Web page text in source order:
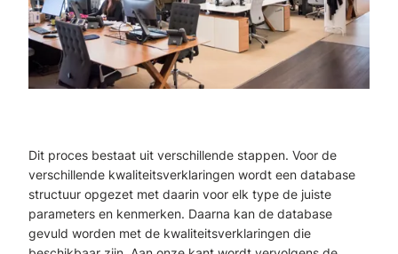
Dit proces bestaat uit verschillende stappen. Voor de
verschillende kwaliteitsverklaringen wordt een database
structuur opgezet met daarin voor elk type de juiste
parameters en kenmerken. Daarna kan de database
gevuld worden met de kwaliteitsverklaringen die